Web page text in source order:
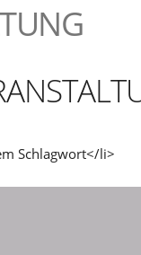
Schlagwort</li>